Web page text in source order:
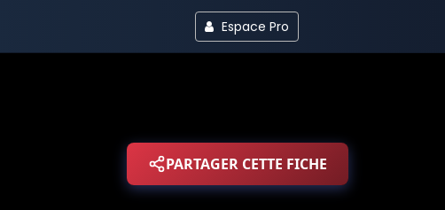
Espace Pro
PARTAGER CETTE FICHE